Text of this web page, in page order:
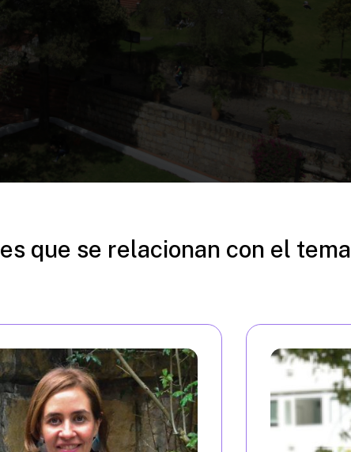
que se relacionan con el tema